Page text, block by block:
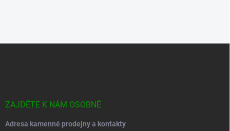
ZAJDĚTE K NÁM OSOBNĚ
Adresa kamenné prodejny a kontakty